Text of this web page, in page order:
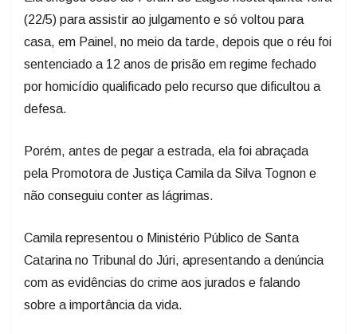
casa, em Painel, no meio da tarde, depois que o réu foi
sentenciado a 12 anos de prisão em regime fechado
por homicídio qualificado pelo recurso que dificultou a
defesa.
pela Promotora de Justiça Camila da Silva Tognon e
não conseguiu conter as lágrimas.
Catarina no Tribunal do Júri, apresentando a denúncia
com as evidências do crime aos jurados e falando
sobre a importância da vida.